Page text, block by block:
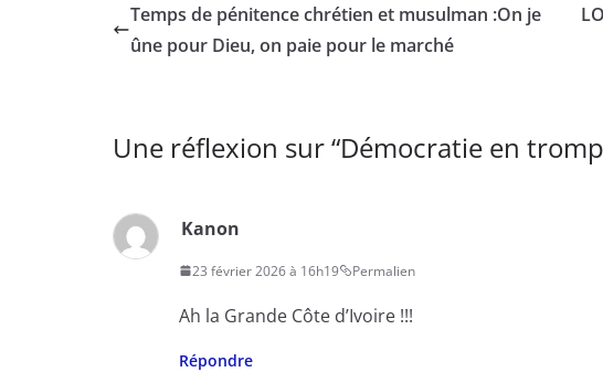
Temps de pénitence chrétien et musulman :On je
ûne pour Dieu, on paie pour le marché
Une réflexion sur “Démocratie en
Kanon
23 février 2026 à 16h19 Permalien
Ah la Grande Côte d’Ivoire !!!
Répondre